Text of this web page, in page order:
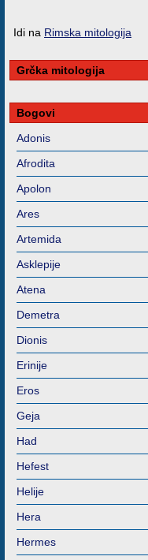
Idi na Rimska mitologija
Grčka mitologija
Bogovi
Adonis
Afrodita
Apolon
Ares
Artemida
Asklepije
Atena
Demetra
Dionis
Erinije
Eros
Geja
Had
Hefest
Helije
Hera
Hermes